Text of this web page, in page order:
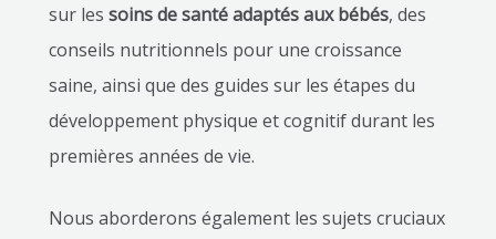
sur les soins de santé adaptés aux bébés, des
conseils nutritionnels pour une croissance
saine, ainsi que des guides sur les étapes du
développement physique et cognitif durant les
premières années de vie.
Nous aborderons également les sujets cruciaux